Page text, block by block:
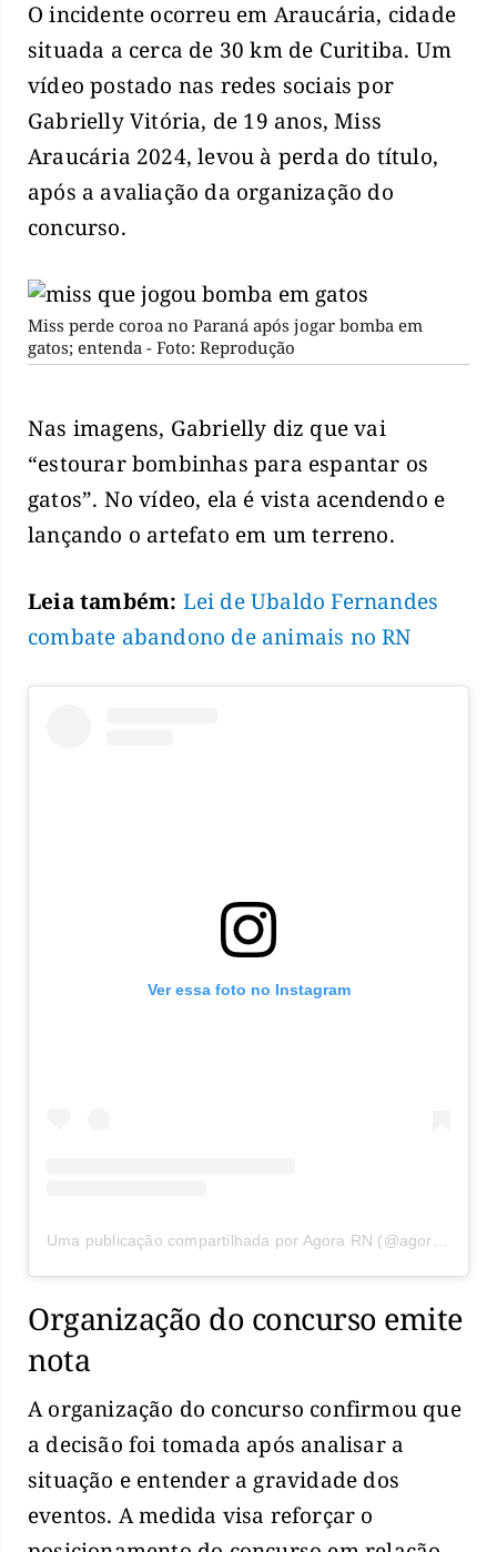
O incidente ocorreu em Araucária, cidade
situada a cerca de 30 km de Curitiba. Um
vídeo postado nas redes sociais por
Gabrielly Vitória, de 19 anos, Miss
Araucária 2024, levou à perda do título,
após a avaliação da organização do
concurso.
Miss perde coroa no Paraná após jogar bomba em
gatos; entenda - Foto: Reprodução
Nas imagens, Gabrielly diz que vai
“estourar bombinhas para espantar os
gatos”. No vídeo, ela é vista acendendo e
lançando o artefato em um terreno.
Leia também: Lei de Ubaldo Fernandes
combate abandono de animais no RN
Ver essa foto no Instagram
Organização do concurso emite
nota
A organização do concurso confirmou que
a decisão foi tomada após analisar a
situação e entender a gravidade dos
eventos. A medida visa reforçar o